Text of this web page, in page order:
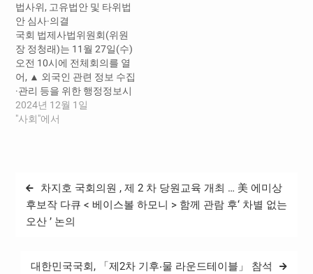
요구서가 제출됨에 따라 무
제한토론이 실시됐다. 「국
회법」에 따라 종결동의의
건이 제출된 때부터 24시간
이 경과해 무기명투표로 종
결동의의 건에 대한 표결을
실시한 결과 총…
법사위, 고유법안 및 타위법
안 심사·의결
국회 법제사법위원회(위원
장 정청래)는 11월 27일(수)
오전 10시에 전체회의를 열
어, ▲ 외국인 관련 정보 수집
·관리 등을 위한 행정정보시
스템을 구축·운영하는 근거
를 마련하는 「출입국관리
고등법원 및 대전·대구·광주
회생법원을 설치하는 「각
급법원법」 개정안 등 고유
타 위원회에서 회부된 51건
2024년 12월 1일
"사회"에서
글
탐
색
차지호 국회의원 , 제 2 차 당원교육 개최 … 美 에미상
후보작 다큐 < 베이스볼 하모니 > 함께 관람 후‘ 차별 없는
오산 ’ 논의
대한민국국회, 「제2차 기후‧물 라운드테이블」 참석